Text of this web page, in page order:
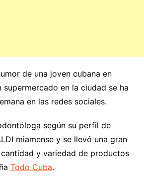
de una joven cubana en
supermercado en la ciudad se ha
en las redes sociales.
según su perfil de
miamense y se llevó una gran
y variedad de productos
Todo Cuba.